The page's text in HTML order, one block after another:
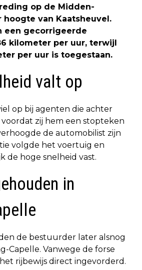
op de Midden-
hoogte van Kaatsheuvel.
een gecorrigeerde
kilometer per uur, terwijl
per uur is toegestaan.
valt op
op bij agenten die achter
zij hem een stopteken
de automobilist zijn
volgde het voertuig en
de hoge snelheid vast.
in
de bestuurder later alsnog
Capelle. Vanwege de forse
rijbewijs direct ingevorderd.